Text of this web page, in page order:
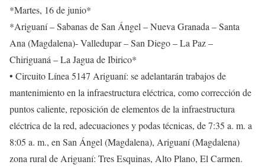
*Martes, 16 de junio*
*Ariguaní – Sabanas de San Ángel – Nueva Granada – Santa
Ana (Magdalena)- Valledupar – San Diego – La Paz –
Chiriguaná – La Jagua de Ibirico*
• Circuito Línea 5147 Ariguaní: se adelantarán trabajos de
mantenimiento en la infraestructura eléctrica, como corrección de
puntos caliente, reposición de elementos de la infraestructura
eléctrica de la red, adecuaciones y podas técnicas, de 7:35 a. m. a
8:05 a. m., en San Ángel (Magdalena), Ariguaní (Magdalena)
zona rural de Ariguaní: Tres Esquinas, Alto Plano, El Carmen.